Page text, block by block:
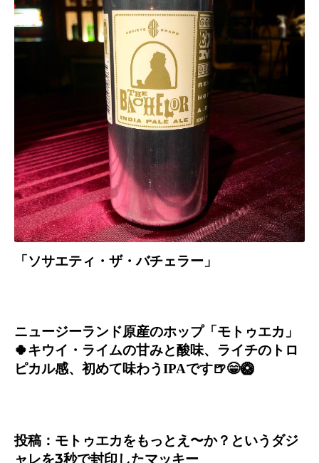
「ソサエティ・ザ・バチェラー」
ニュージーランド原産のホップ「モトゥエカ」
🍀キウイ・ライムの甘みと酸味、ライチのトロ
ピカル感、初めて味わうIPAです🍺😁🥝
投稿：モトゥエカをもっとえ〜か？というダジ
ャレを3秒で封印したマッキー